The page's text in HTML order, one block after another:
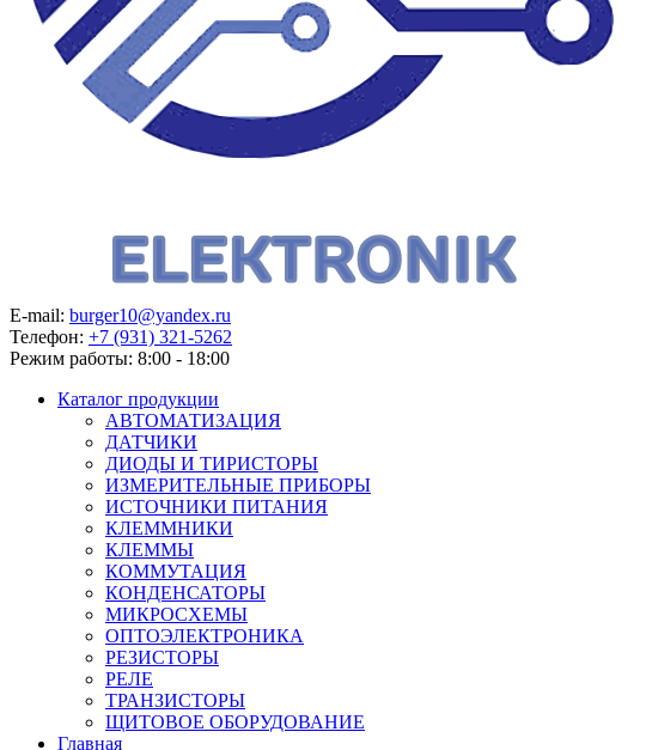
E-mail: burger10@yandex.ru
Телефон: +7 (931) 321-5262
Режим работы: 8:00 - 18:00
Каталог продукции
АВТОМАТИЗАЦИЯ
ДАТЧИКИ
ДИОДЫ И ТИРИСТОРЫ
ИЗМЕРИТЕЛЬНЫЕ ПРИБОРЫ
ИСТОЧНИКИ ПИТАНИЯ
КЛЕММНИКИ
КЛЕММЫ
КОММУТАЦИЯ
КОНДЕНСАТОРЫ
МИКРОСХЕМЫ
ОПТОЭЛЕКТРОНИКА
РЕЗИСТОРЫ
РЕЛЕ
ТРАНЗИСТОРЫ
ЩИТОВОЕ ОБОРУДОВАНИЕ
Главная